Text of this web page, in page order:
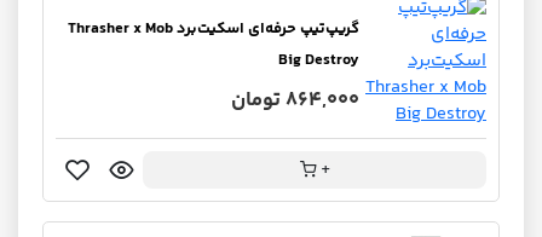
گریپ‌تیپ حرفه‌ای اسکیت‌برد Thrasher x Mob
Big Destroy
864,000 تومان
+